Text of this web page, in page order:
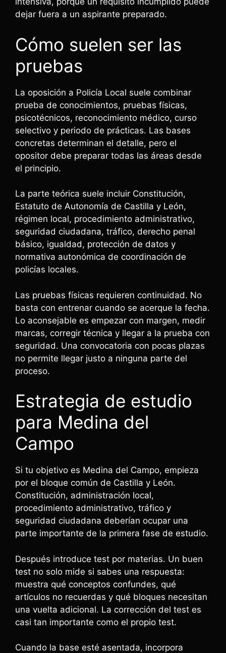
dejar fuera a un aspirante preparado.
Cómo suelen ser las
pruebas
La oposición a Policía Local suele combinar
prueba de conocimientos, pruebas físicas,
psicotécnicos, reconocimiento médico, curso
selectivo y periodo de prácticas. Las bases
concretas determinan el detalle, pero el
opositor debe preparar todas las áreas desde
el principio.
La parte teórica suele incluir Constitución,
Estatuto de Autonomía de Castilla y León,
régimen local, procedimiento administrativo,
seguridad ciudadana, tráfico, derecho penal
básico, igualdad, protección de datos y
normativa autonómica de coordinación de
policías locales.
Las pruebas físicas requieren continuidad. No
basta con entrenar cuando se acerque la fecha.
Lo aconsejable es empezar con margen, medir
marcas, corregir técnica y llegar a la prueba con
seguridad. Una convocatoria con pocas plazas
no permite llegar justo a ninguna parte del
proceso.
Estrategia de estudio
para Medina del
Campo
Si tu objetivo es Medina del Campo, empieza
por el bloque común de Castilla y León.
Constitución, administración local,
procedimiento administrativo, tráfico y
seguridad ciudadana deberían ocupar una
parte importante de la primera fase de estudio.
Después introduce test por materias. Un buen
test no solo mide si sabes una respuesta:
muestra qué conceptos confundes, qué
artículos no recuerdas y qué bloques necesitan
una vuelta adicional. La corrección del test es
casi tan importante como el propio test.
Cuando la base esté asentada, incorpora